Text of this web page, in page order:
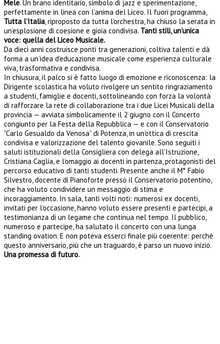
Mele. Un brano identitario, simbolo di jazz e sperimentazione,
perfettamente in linea con l’anima del Liceo. Il fuori programma,
Tutta l’Italia, riproposto da tutta l’orchestra, ha chiuso la serata in
un’esplosione di coesione e gioia condivisa. Tanti stili, un’unica
voce: quella del Liceo Musicale.
Da dieci anni costruisce ponti tra generazioni, coltiva talenti e dà
forma a un’idea d’educazione musicale come esperienza culturale
viva, trasformativa e condivisa.
In chiusura, il palco si è fatto luogo di emozione e riconoscenza: la
Dirigente scolastica ha voluto rivolgere un sentito ringraziamento
a studenti, famiglie e docenti, sottolineando con forza la volontà
di rafforzare la rete di collaborazione tra i due Licei Musicali della
provincia — avviata simbolicamente il 2 giugno con il Concerto
congiunto per la Festa della Repubblica — e con il Conservatorio
“Carlo Gesualdo da Venosa” di Potenza, in un’ottica di crescita
condivisa e valorizzazione del talento giovanile. Sono seguiti i
saluti istituzionali della Consigliera con delega all’Istruzione,
Cristiana Caglia, e l’omaggio ai docenti in partenza, protagonisti del
percorso educativo di tanti studenti. Presente anche il M° Fabio
Silvestro, docente di Pianoforte presso il Conservatorio potentino,
che ha voluto condividere un messaggio di stima e
incoraggiamento. In sala, tanti volti noti: numerosi ex docenti,
invitati per l’occasione, hanno voluto essere presenti e partecipi, a
testimonianza di un legame che continua nel tempo. Il pubblico,
numeroso e partecipe, ha salutato il concerto con una lunga
standing ovation. E non poteva esserci finale più coerente: perché
questo anniversario, più che un traguardo, è parso un nuovo inizio.
Una promessa di futuro.